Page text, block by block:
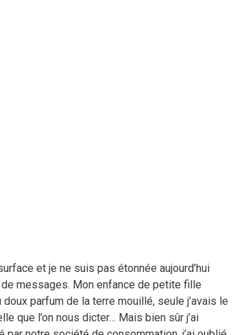
et je ne suis pas étonnée aujourd’hui
de messages. Mon enfance de petite fille
parfum de la terre mouillé, seule j’avais le
que l’on nous dicter… Mais bien sûr j’ai